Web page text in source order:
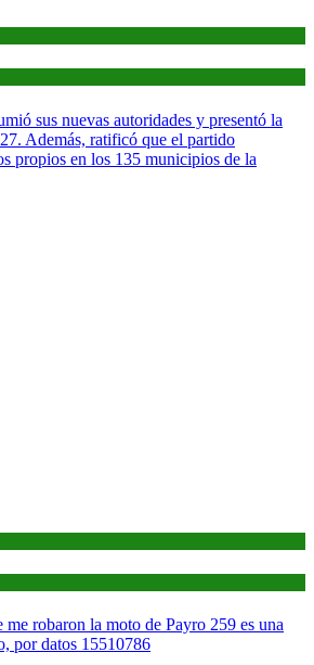
sus nuevas autoridades y presentó la
Además, ratificó que el partido
propios en los 135 municipios de la
robaron la moto de Payro 259 es una
por datos 15510786